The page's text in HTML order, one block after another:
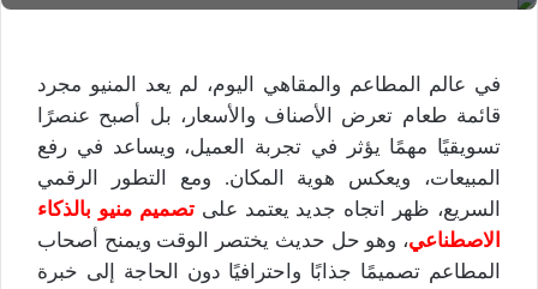
في عالم المطاعم والمقاهي اليوم، لم يعد المنيو مجرد
قائمة طعام تعرض الأصناف والأسعار، بل أصبح عنصرًا
تسويقيًا مهمًا يؤثر في تجربة العميل، ويساعد في رفع
المبيعات، ويعكس هوية المكان. ومع التطور الرقمي
السريع، ظهر اتجاه جديد يعتمد علىتصميم منيو بالذكاء
الاصطناعي، وهو حل حديث يختصر الوقت ويمنح أصحاب
المطاعم تصميمًا جذابًا واحترافيًا دون الحاجة إلى خبرة